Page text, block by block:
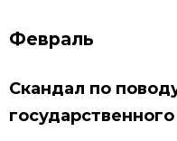
Февраль
Скандал по